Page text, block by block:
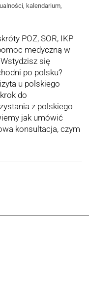
kalendarium
POZ, SOR, IKP
medyczną w
się
po polsku?
u polskiego
do
z polskiego
jak umówić
konsultacja, czym